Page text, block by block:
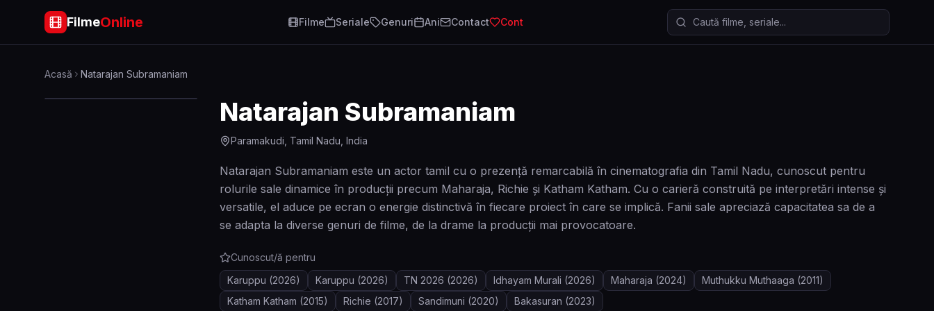
FilmeOnline Filme Seriale Genuri Ani Contact Cont Caută filme și seriale
Acasă Natarajan Subramaniam
Natarajan Subramaniam
Paramakudi, Tamil Nadu, India
Natarajan Subramaniam este un actor tamil cu o prezență remarcabilă în cinematografia din Tamil Nadu, cunoscut pentru
rolurile sale dinamice în producții precum Maharaja, Richie și Katham Katham. Cu o carieră construită pe interpretări intense și
versatile, el aduce pe ecran o energie distinctivă în fiecare proiect în care se implică. Fanii sale apreciază capacitatea sa de a
se adapta la diverse genuri de filme, de la drame la producții mai provocatoare.
Cunoscut/ă pentru
Karuppu (2026) Karuppu (2026) TN 2026 (2026) Idhayam Murali (2026) Maharaja (2024) Muthukku Muthaaga (2011)
Katham Katham (2015) Richie (2017) Sandimuni (2020) Bakasuran (2023)